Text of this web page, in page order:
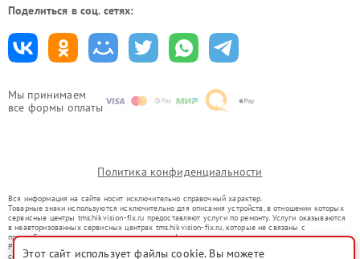
Мы принимаем
все формы оплаты
Поделиться в соц. сетях:
Политика конфиденциальности
Вся информация на сайте носит исключительно справочный характер.
Товарные знаки используются исключительно для описания устройств, в отношении которых
сервисные центры tms.hikvision-fix.ru предоставляют услуги по ремонту. Услуги оказываются
в неавторизованных сервисных центрах tms.hikvision-fix.ru, которые не связаны с
правообладателями товарных знаков или их официальными представителями.
Ремонт осуществляется для устройств, уже введенных в гражданский оборот в соответствии
со статьей 1487 ГК РФ.
Этот сайт использует файлы cookie. Вы можете